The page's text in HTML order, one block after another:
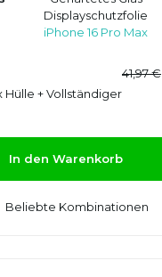
Displayschutzfolie
iPhone 16 Pro Max
41,97 €
Hülle + Vollständiger
In den Warenkorb
Beliebte Kombinationen